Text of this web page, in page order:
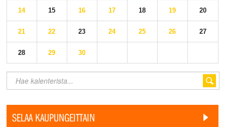
14 15 16 17 18 19 20
21 22 23 24 25 26 27
28 29 30
SELAA KAUPUNGEITTAIN